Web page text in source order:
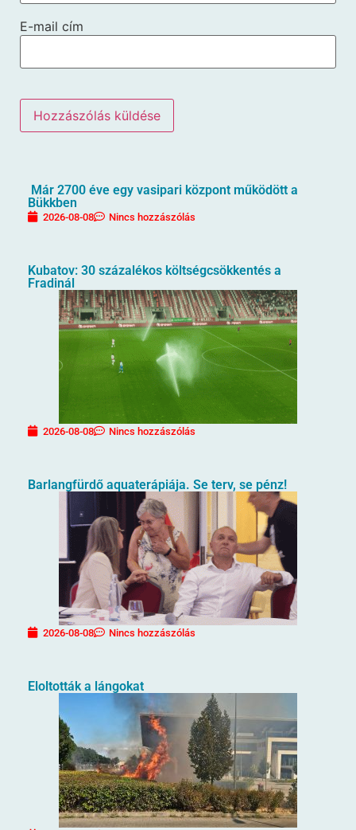
E-mail cím
Már 2700 éve egy vasipari központ működött a
Bükkben
2026-08-08 Nincs hozzászólás
Kubatov: 30 százalékos költségcsökkentés a
Fradinál
2026-08-08 Nincs hozzászólás
Barlangfürdő aquaterápiája. Se terv, se pénz!
2026-08-08 Nincs hozzászólás
Eloltották a lángokat